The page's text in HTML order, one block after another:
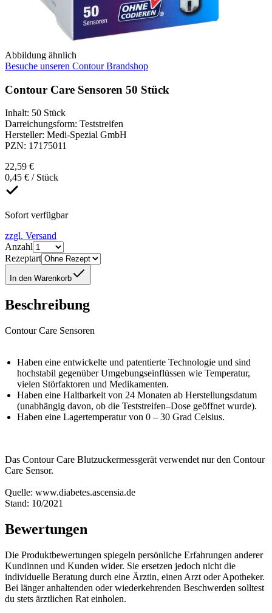
Abbildung ähnlich
Besuche unseren Contour Brandshop
Contour Care Sensoren 50 Stück
Inhalt: 50 Stück
Darreichungsform: Teststreifen
Hersteller: Medi-Spezial GmbH
PZN: 17175011
22,59 €
0,45 € / Stück
Sofort verfügbar
zzgl. Versand
Anzahl
Rezeptart
In den Warenkorb
Beschreibung
Contour Care Sensoren
Haben eine entwickelte und patentierte Technologie und sind
hochstabil gegenüber Umgebungseinflüssen wie Temperatur,
vielen Störfaktoren und Medikamenten.
Haben eine Haltbarkeit von 24 Monaten ab Herstellungsdatum
(unabhängig davon, ob die Teststreifen–Dose geöffnet wurde).
Haben eine Lagertemperatur von 0 – 30 Grad Celsius.
Das Contour Care Blutzuckermessgerät verwendet nur den Contour
Care Sensor.
Quelle: www.diabetes.ascensia.de
Stand: 10/2021
Bewertungen
Die Produktbewertungen spiegeln persönliche Erfahrungen anderer
Kundinnen und Kunden wider. Sie ersetzen jedoch nicht die
individuelle Beratung durch eine Ärztin, einen Arzt oder Apotheker.
Bei länger anhaltenden oder wiederkehrenden Beschwerden solltest
du stets ärztlichen Rat einholen.